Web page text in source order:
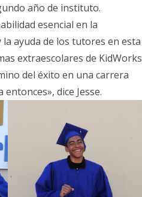
año de instituto.
esencial en la
ayuda de los tutores en esta
extraescolares de KidWorks
del éxito en una carrera
dice Jesse.